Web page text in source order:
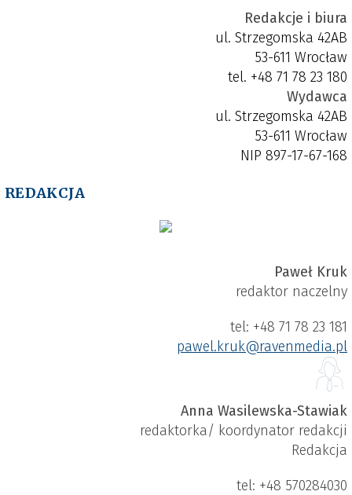
Redakcje i biura
ul. Strzegomska 42AB
53-611 Wrocław
tel. +48 71 78 23 180
Wydawca
ul. Strzegomska 42AB
53-611 Wrocław
NIP 897-17-67-168
REDAKCJA
Paweł Kruk
redaktor naczelny
tel: +48 71 78 23 181
pawel.kruk​@ravenmedia.pl
Anna Wasilewska-Stawiak
redaktorka/ koordynator redakcji
Redakcja
tel: +48 570284030